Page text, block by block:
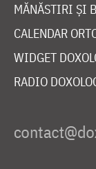
MĂNĂSTIRI ȘI
CALENDAR
WIDGET
RADIO